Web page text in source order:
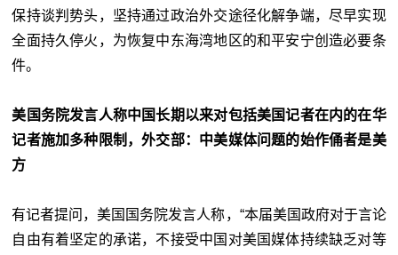
保持谈判势头，坚持通过政治外交途径化解争端，尽早实现
全面持久停火，为恢复中东海湾地区的和平安宁创造必要条
件。
美国务院发言人称中国长期以来对包括美国记者在内的在华
记者施加多种限制，外交部：中美媒体问题的始作俑者是美
方
有记者提问，美国国务院发言人称，“本届美国政府对于言论
自由有着坚定的承诺，不接受中国对美国媒体持续缺乏对等